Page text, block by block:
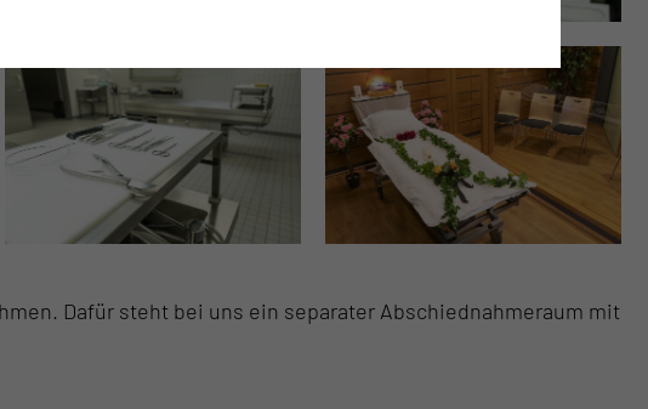
Dafür steht bei uns ein separater Abschiednahmeraum mit